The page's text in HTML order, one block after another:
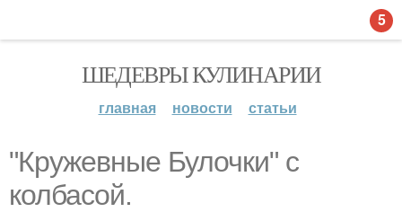
ШЕДЕВРЫ КУЛИНАРИИ
главная новости статьи
"Кружевные Булочки" с
колбасой.
5